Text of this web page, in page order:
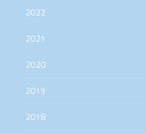
2022
2021
2020
2019
2018